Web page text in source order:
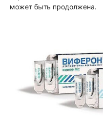
может быть продолжена.